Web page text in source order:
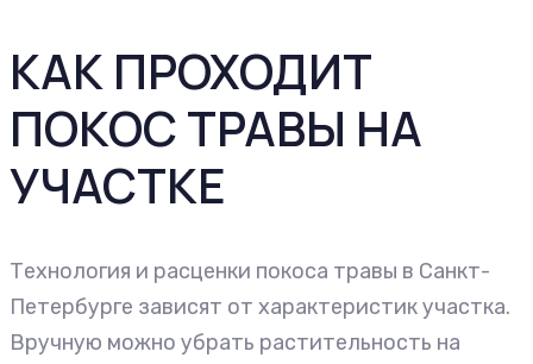
КАК ПРОХОДИТ
ПОКОС ТРАВЫ НА
УЧАСТКЕ
Технология и расценки покоса травы в Санкт-
Петербурге зависят от характеристик участка.
Вручную можно убрать растительность на